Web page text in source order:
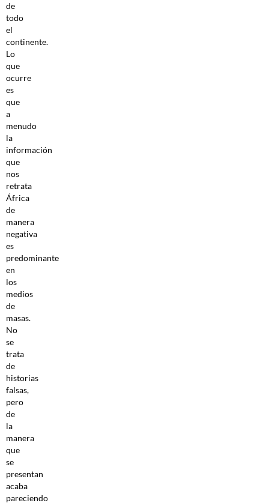
de
todo
el
continente.
Lo
que
ocurre
es
que
a
menudo
la
información
que
nos
retrata
África
de
manera
negativa
es
predominante
en
los
medios
de
masas.
No
se
trata
de
historias
falsas,
pero
de
la
manera
que
se
presentan
acaba
pareciendo